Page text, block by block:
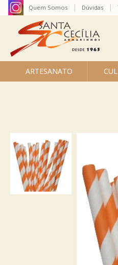
ARTESANATO
Quem Somos Dúvidas